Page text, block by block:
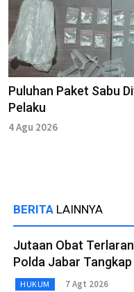
Puluhan Paket Sabu
Pelaku
4 Agu 2026
BERITA LAINNYA
Jutaan Obat
Polda Jabar
HUKUM 7 Agt 2026